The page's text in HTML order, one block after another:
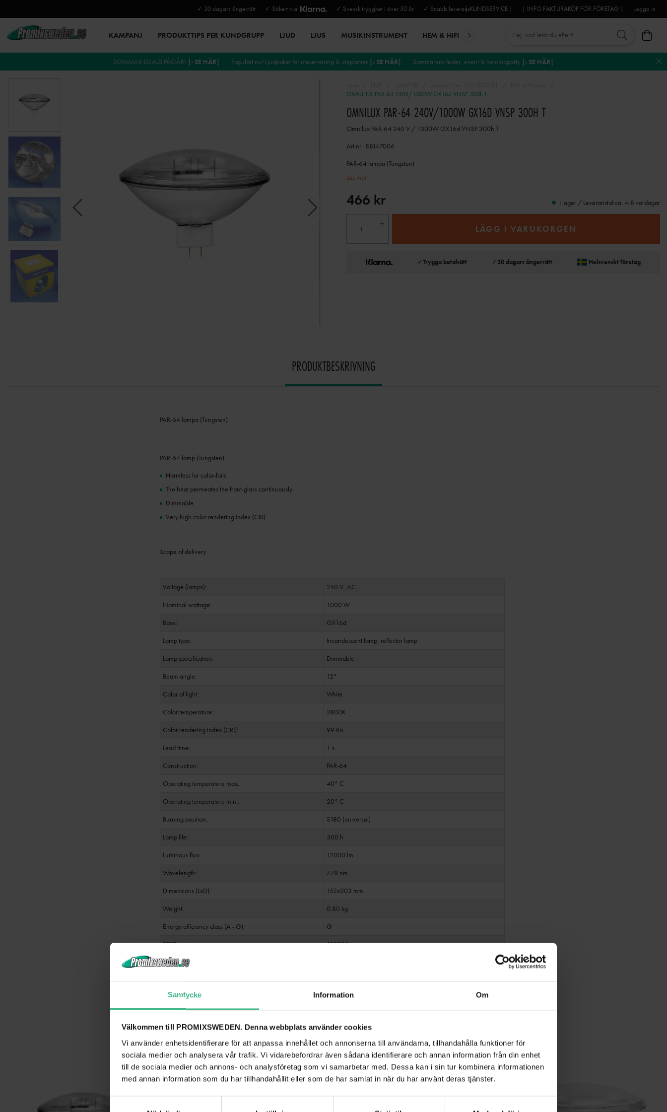
Samtycke Information Om
Välkommen till PROMIXSWEDEN. Denna webbplats använder cookies
Vi använder enhetsidentifierare för att anpassa innehållet och annonserna till användarna, tillhandahålla funktioner för
sociala medier och analysera vår trafik. Vi vidarebefordrar även sådana identifierare och annan information från din enhet
till de sociala medier och annons- och analysföretag som vi samarbetar med. Dessa kan i sin tur kombinera informationen
med annan information som du har tillhandahållit eller som de har samlat in när du har använt deras tjänster.
✓ 30 dagars ångerrätt ✓ Säkert via ✓ Svensk trygghet i över 50 år ✓ Snabb leverans| KUNDSERVICE | | INFO FAKTURAKÖP FÖR FÖRETAG | Logga in
KAMPANJ PRODUKTTIPS PER KUNDGRUPP LJUD LJUS MUSIKINSTRUMENT HEM & HIFI MIKROFONER DJ-UTRUSTNING TROSS
SOMMAR-DEALS PÅGÅR! |› SE HÄR| Populärt nu! Ljudpaket för uteservering & uteplatser |› SE HÄR| Sommarens fester, event & hemmaparty |› SE HÄR|
OMNILUX PAR-64 240V/1000W GX16d VNSP 300h T
OMNILUX PAR-64 240V/1000W GX16D VNSP 300H T
Omnilux PAR-64 240 V / 1000W GX16d VNSP 300h T
Art nr: 88147006
PAR-64 lampa (Tungsten)
Läs mer
466 kr I lager / Leveranstid ca. 4-8 vardagar
LÄGG I VARUKORGEN
✓Trygga betalsätt ✓30 dagars ångerrätt Helsvenskt företag
PRODUKTBESKRIVNING
PAR-64 lampa (Tungsten)
PAR-64 lamp (Tungsten)
Harmless for color-foils
The heat permeates the front-glass continuously
Dimmable
Very high color rendering index (CRI)
Scope of delivery
Voltage (lamps):
240 V, AC
Nominal wattage:
1000 W
Base:
GX16d
Lamp type:
Incandescent lamp; reflector lamp
Lamp specification:
Dimmable
Beam angle:
12°
Color of light:
White
Color temperature:
2800K
Color rendering index (CRI):
99 Ra
Lead time:
1 s
Construction:
PAR-64
Operating temperature max.:
40° C
Operating temperature min.:
20° C
Burning position:
S180 (universal)
Lamp life:
300 h
Luminous flux:
12000 lm
Wavelength:
778 nm
Dimensions (LxD):
152x203 mm
Weight:
0.80 kg
Energy efficiency class (A - G):
G
EPREL-Nr:
1331180
ANDRA TITTADE PÅ